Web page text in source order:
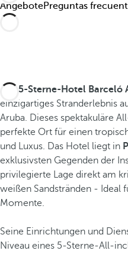
AngebotePreguntas
Das 5-Sterne-Hotel Barceló
einzigartiges Stranderlebnis
Aruba. Dieses spektakuläre
perfekte Ort für einen
und Luxus. Das Hotel liegt in
exklusivsten Gegenden der
privilegierte Lage direkt am
weißen Sandstränden - Ideal
Momente.
Seine Einrichtungen und
Niveau eines 5-Sterne-All-